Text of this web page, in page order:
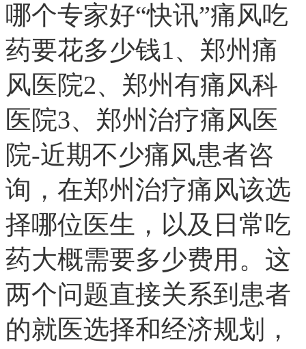
哪个专家好“快讯”痛风吃
药要花多少钱1、郑州痛
风医院2、郑州有痛风科
医院3、郑州治疗痛风医
院-近期不少痛风患者咨
询，在郑州治疗痛风该选
择哪位医生，以及日常吃
药大概需要多少费用。这
两个问题直接关系到患者
的就医选择和经济规划，